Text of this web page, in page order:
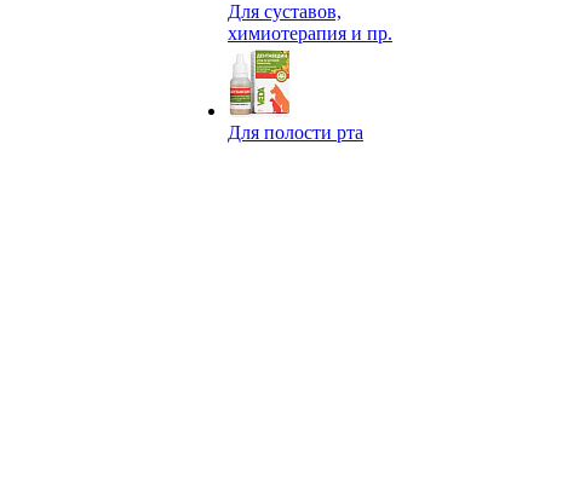
Для суставов,
химиотерапия и пр.
Для полости рта